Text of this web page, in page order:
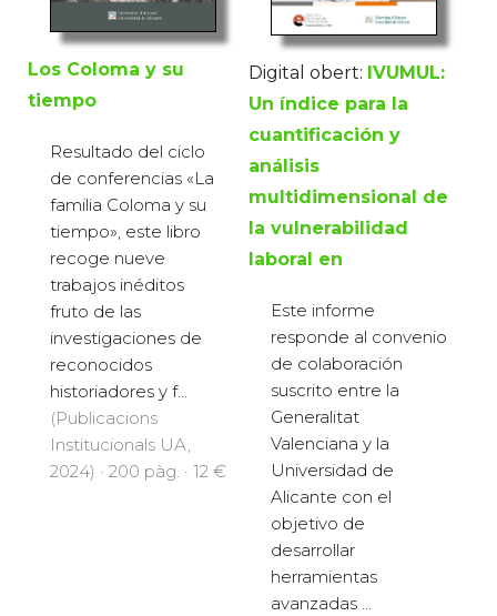
Los Coloma y su
tiempo
Resultado del ciclo
de conferencias «La
familia Coloma y su
tiempo», este libro
recoge nueve
trabajos inéditos
fruto de las
investigaciones de
reconocidos
historiadores y f...
(Publicacions
Institucionals UA,
2024) · 200 pàg. · 12 €
Digital obert: IVUMUL:
Un índice para la
cuantificación y
análisis
multidimensional de
la vulnerabilidad
laboral en
Este informe
responde al convenio
de colaboración
suscrito entre la
Generalitat
Valenciana y la
Universidad de
Alicante con el
objetivo de
desarrollar
herramientas
avanzadas ...